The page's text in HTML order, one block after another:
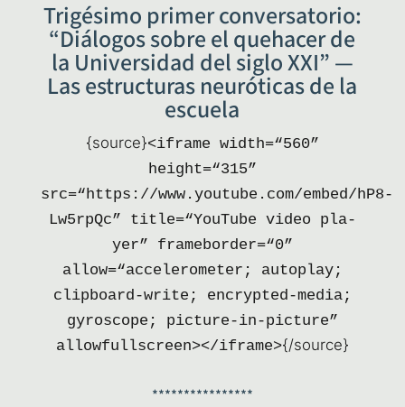
Trigésimo primer conversatorio:
“Diálogos sobre el quehacer de
la Universidad del siglo XXI” —
Las estructuras neuróticas de la
escuela
{sour­ce}<ifra­me width=“560”
height=“315”
src=“https://www.youtube.com/embed/hP8-
Lw5rpQc” title=“YouTube video pla­
yer” frameborder=“0”
allow=“accelerometer; auto­play;
clip­board-wri­te; encry­pted-media;
gyros­co­pe; pic­tu­re-in-pic­tu­re”
allowfullscreen></iframe>{/source}
****************